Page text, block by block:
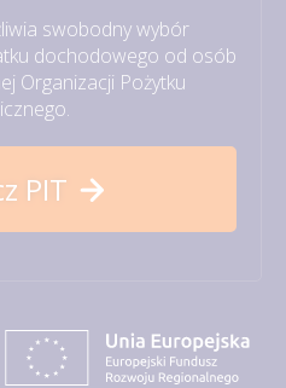
swobodny wybór
dochodowego od osób
Organizacji Pożytku
PIT